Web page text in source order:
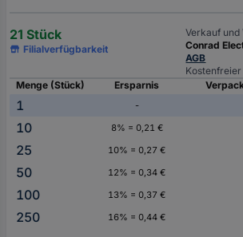
21 Stück
Filialverfügbarkeit
Verkauf und
Conrad
AGB
Menge (Stück)
Ersparnis
1 -
10
8% = 0,21 €
25
10% = 0,27 €
50
12% = 0,34 €
100
13% = 0,37 €
250
16% = 0,44 €